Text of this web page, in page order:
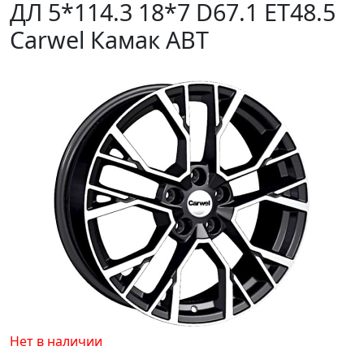
ДЛ 5*114.3 18*7 D67.1 ET48.5
Carwel Камак ABT
Нет в наличии